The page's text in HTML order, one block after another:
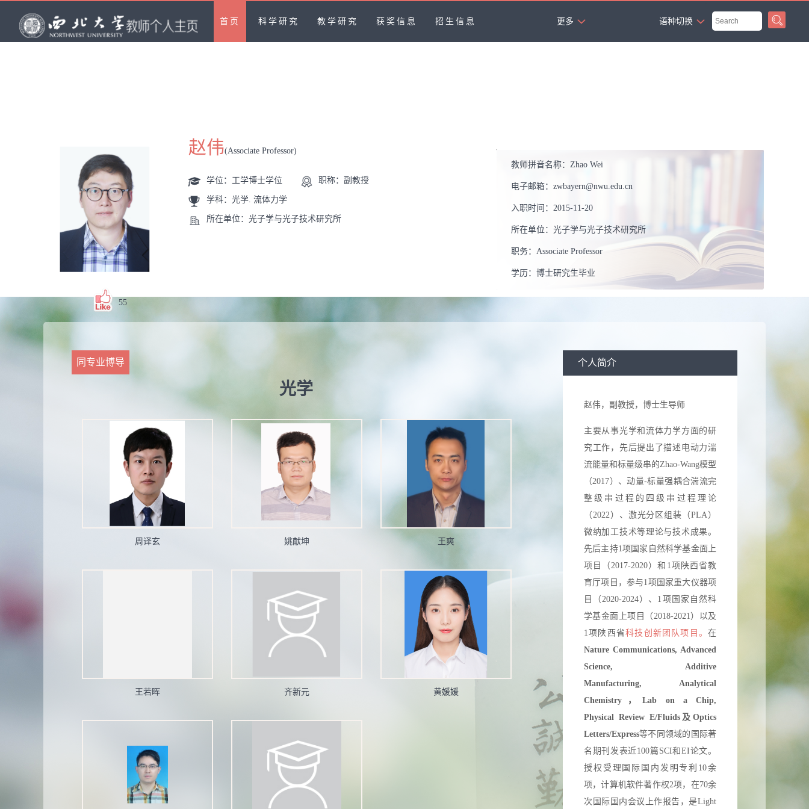
首页 科学研究 教学研究 获奖信息 招生信息 更多
语种切换
55
赵伟(Associate Professor)
学位：工学博士学位 职称：副教授
学科：光学. 流体力学
所在单位：光子学与光子技术研究所
教师拼音名称： Zhao Wei
电子邮箱： zwbayern@nwu.edu.cn
入职时间： 2015-11-20
所在单位： 光子学与光子技术研究所
职务： Associate Professor
学历： 博士研究生毕业
性别：男
University of South Carolina
2014-06-26 曾获荣誉当选： North America Mixing Forum Student
同专业博导
光学
周译玄 姚献坤 王爽
王若晖 齐新元 黄媛媛
个人简介
赵伟，副教授，博士生导师
主要从事光学和流体力学方面的研
究工作，先后提出了描述电动力湍
流能量和标量级串的Zhao-Wang模型
（2017）、动量-标量强耦合湍流完
整级串过程的四级串过程理论
（2022）、激光分区组装（PLA）
微纳加工技术等理论与技术成果。
先后主持1项国家自然科学基金面上
项目（2017-2020）和1项陕西省教
育厅项目，参与1项国家重大仪器项
目（2020-2024）、1项国家自然科
学基金面上项目（2018-2021）以及
1项陕西省科技创新团队项目。在
Nature Communications, Advanced
Science, Additive
Manufacturing, Analytical
Chemistry，Lab on a Chip,
Physical Review E/Fluids及Optics
Letters/Express等不同领域的国际著
名期刊发表近100篇SCI和EI论文。
授权受理国际国内发明专利10余
项，计算机软件著作权2项，在70余
次国际国内会议上作报告，是Light